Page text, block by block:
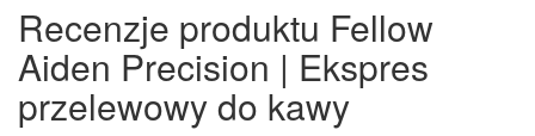
Recenzje produktu Fellow
Aiden Precision | Ekspres
przelewowy do kawy